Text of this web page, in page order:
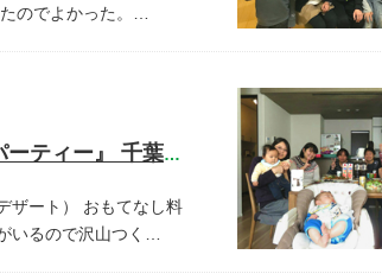
のでよかった。…
開催しました! 『新築お披露目パーティー』 千葉県流山市 S様宅
ザート）
おもてなし料
いるので沢山つく…